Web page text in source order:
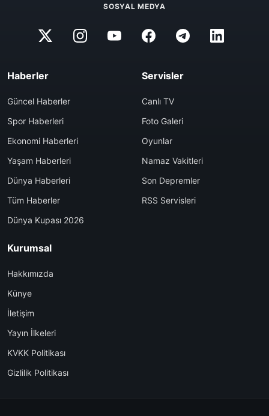
SOSYAL MEDYA
Haberler
Güncel Haberler
Spor Haberleri
Ekonomi Haberleri
Yaşam Haberleri
Dünya Haberleri
Tüm Haberler
Dünya Kupası 2026
Servisler
Canlı TV
Foto Galeri
Oyunlar
Namaz Vakitleri
Son Depremler
RSS Servisleri
Kurumsal
Hakkımızda
Künye
İletişim
Yayın İlkeleri
KVKK Politikası
Gizlilik Politikası